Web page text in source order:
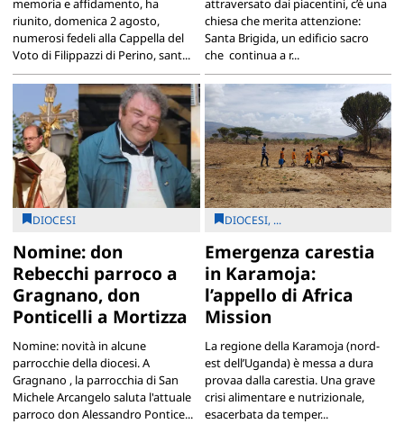
memoria e affidamento, ha
riunito, domenica 2 agosto,
numerosi fedeli alla Cappella del
Voto di Filippazzi di Perino, sant...
attraversato dai piacentini, c’è una
chiesa che merita attenzione:
Santa Brigida, un edificio sacro
che continua a r...
DIOCESI
Nomine: don
Rebecchi parroco a
Gragnano, don
Ponticelli a Mortizza
Nomine: novità in alcune
parrocchie della diocesi. A
Gragnano , la parrocchia di San
Michele Arcangelo saluta l'attuale
parroco don Alessandro Pontice...
DIOCESI, ...
Emergenza carestia
in Karamoja:
l’appello di Africa
Mission
La regione della Karamoja (nord-
est dell’Uganda) è messa a dura
provaa dalla carestia. Una grave
crisi alimentare e nutrizionale,
esacerbata da temper...